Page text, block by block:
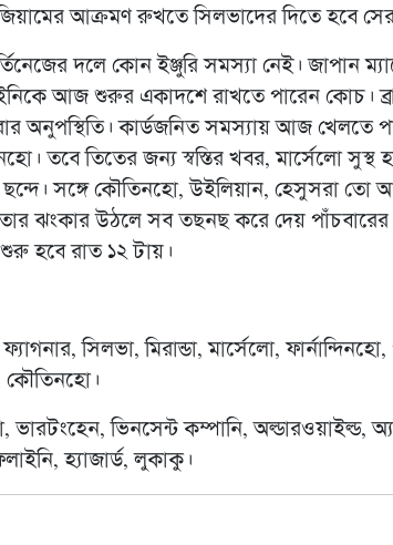
আক্রমণ রুখতে সিলভাদের দিতে হবে
দলে কোন ইঞ্জুরি সমস্যা নেই। জাপান
আজ শুরুর একাদশে রাখতে পারেন কোচ।
অনুপস্থিতি। কার্ডজনিত সমস্যায় আজ খেলতে
তবে তিতের জন্য স্বস্তির খবর, মার্সেলো
ছন্দে। সঙ্গে কৌতিনহো, উইলিয়ান, হেসুসরা তো
ঝংকার উঠলে সব তছনছ করে দেয় পাঁচবারের
শুরু হবে রাত ১২ টায়।
সিলভা, মিরান্ডা, মার্সেলো,
কৌতিনহো।
ভারটংহেন, ভিনসেন্ট কম্পানি, অল্ডারওয়াইল্ড,
হ্যাজার্ড, লুকাকু।